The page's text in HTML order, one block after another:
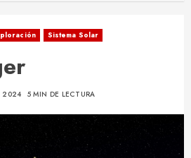
Sistema Solar
2024 5 MIN DE LECTURA